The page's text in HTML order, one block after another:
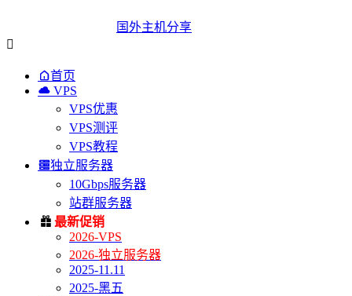
国外主机分享

首页
 VPS
VPS优惠
VPS测评
VPS教程
独立服务器
10Gbps服务器
站群服务器
 最新促销
2026-VPS
2026-独立服务器
2025-11.11
2025-黑五